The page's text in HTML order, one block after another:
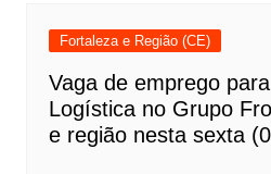
Fortaleza e Região (CE)
Vaga de emprego
Logística no Grupo
e região nesta sexta